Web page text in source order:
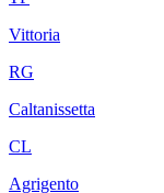
Vittoria
RG
Caltanissetta
CL
Agrigento